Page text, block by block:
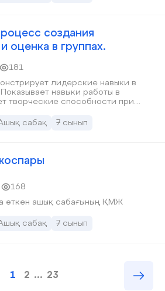
создания
оценка в группах.
181
лидерские навыки в
навыки работы в
творческие способности при
сабақ 7 сынып
168
өткен ашық сабағының ҚМЖ
сабақ 7 сынып
1 2 ... 23